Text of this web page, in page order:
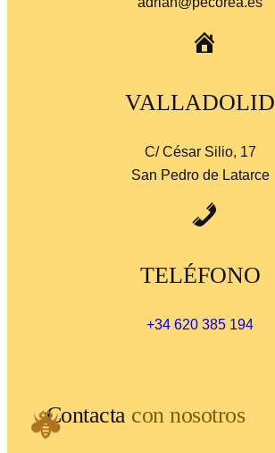
VALLADOLID
C/ César Silio, 17
San Pedro de Latarce
TELÉFONO
+34 620 385 194
Contactacon nosotros